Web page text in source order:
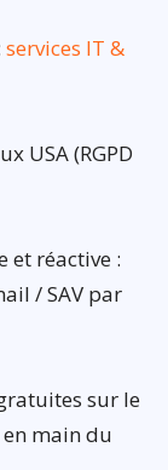
services IT &
USA (RGPD
et réactive :
/ SAV par
sur le
main du